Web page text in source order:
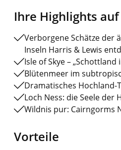
Ihre Highlights
Verborgene Schätze der
Inseln Harris & Lewis
Isle of Skye –
Blütenmeer im
Dramatisches Hochland-
Loch Ness: die Seele der
Wildnis pur: Cairngorms
Vorteile